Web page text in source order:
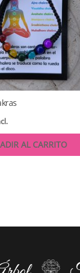
AL CARRITO